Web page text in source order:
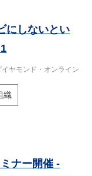
にしないとい
イヤモンド・オンライン
織
ナー開催 -